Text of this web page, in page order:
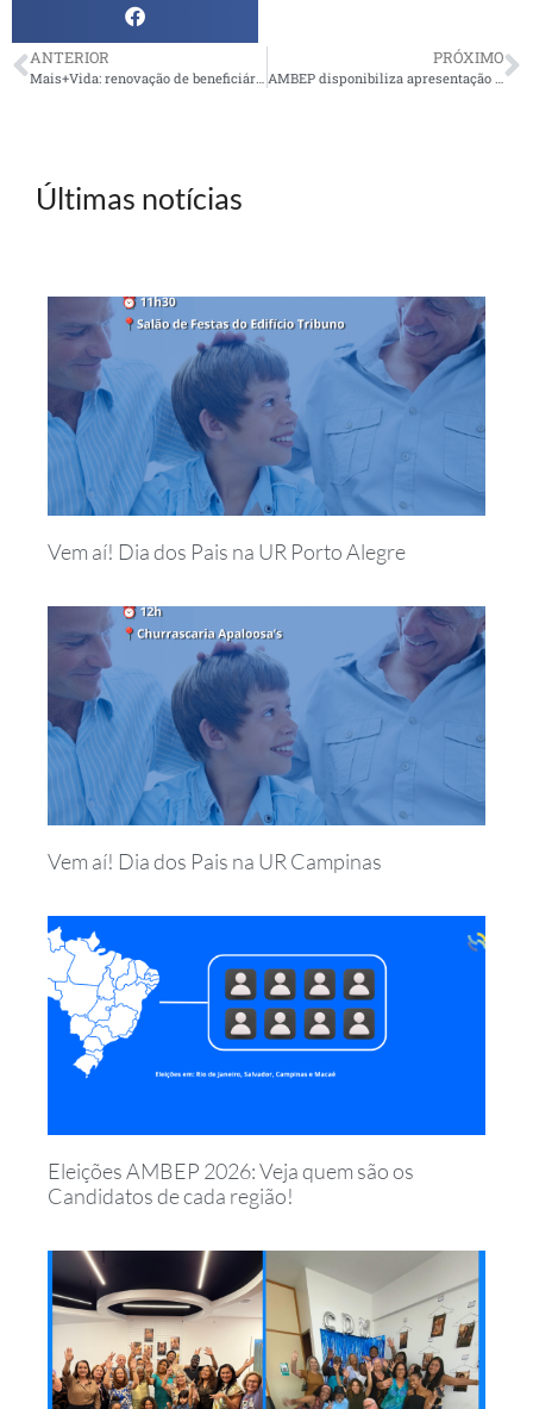
ANTERIOR PRÓXIMO
Últimas notícias
Vem aí! Dia dos Pais na UR Porto Alegre
Vem aí! Dia dos Pais na UR Campinas
Eleições AMBEP 2026: Veja quem são os
Candidatos de cada região!